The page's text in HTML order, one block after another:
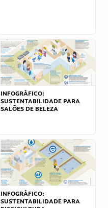
INFOGRÁFICO:
SUSTENTABILIDADE PARA
SALÕES DE BELEZA
INFOGRÁFICO:
SUSTENTABILIDADE PARA